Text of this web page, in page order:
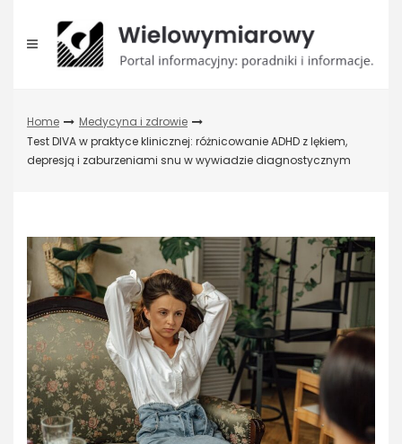
content
Home
Medycyna i zdrowie
Test DIVA w praktyce klinicznej: różnicowanie ADHD z lękiem,
depresją i zaburzeniami snu w wywiadzie diagnostycznym